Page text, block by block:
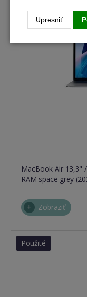
MacBook Air 13,3"
RAM space grey
Zobraziť
Použité
Upresniť